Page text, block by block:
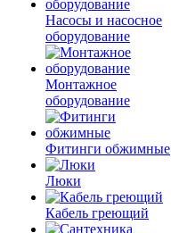
Насосы и насосное
оборудование
Монтажное
оборудование
Фитинги обжимные
Люки
Кабель греющий